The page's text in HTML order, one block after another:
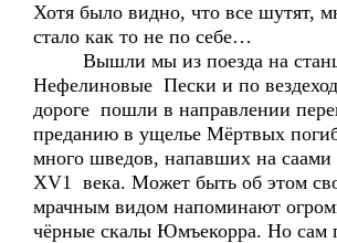
Хотя было видно, что все шутят,
стало как то не по себе…
Вышли мы из поезда на
Нефелиновые Пески и по
дороге пошли в направлении
преданию в ущелье Мёртвых
много шведов, напавших на саами
ХV1 века. Может быть об этом
мрачным видом напоминают
чёрные скалы Юмъекорра. Но сам